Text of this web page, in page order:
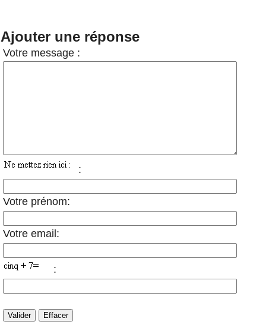
Ajouter une réponse
Votre message :
:
Votre prénom:
Votre email:
: